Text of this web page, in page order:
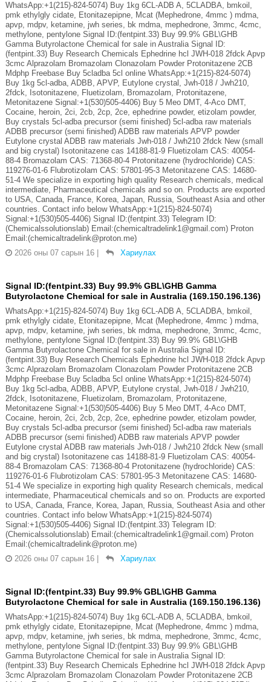
WhatsApp:+1(215)-824-5074) Buy 1kg 6CL-ADB A, 5CLADBA, bmkoil,
pmk ethylgly cidate, Etonitazepipne, Mcat (Mephedrone, 4mmc ) mdma,
apvp, mdpv, ketamine, jwh series, bk mdma, mephedrone, 3mmc, 4cmc,
methylone, pentylone Signal ID:(fentpint.33) Buy 99.9% GBL\GHB
Gamma Butyrolactone Chemical for sale in Australia Signal ID:
(fentpint.33) Buy Research Chemicals Ephedrine hcl JWH-018 2fdck Apvp
3cmc Alprazolam Bromazolam Clonazolam Powder Protonitazene 2CB
Mdphp Freebase Buy 5cladba 5cl online WhatsApp:+1(215)-824-5074)
Buy 1kg 5cl-adba, ADBB, APVP, Eutylone crystal, Jwh-018 / Jwh210,
2fdck, Isotonitazene, Fluetizolam, Bromazolam, Protonitazene,
Metonitazene Signal:+1(530)505-4406) Buy 5 Meo DMT, 4-Aco DMT,
Cocaine, heroin, 2ci, 2cb, 2cp, 2ce, ephedrine powder, etizolam powder,
Buy crystals 5cl-adba precursor (semi finished) 5cl-adba raw materials
ADBB precursor (semi finished) ADBB raw materials APVP powder
Eutylone crystal ADBB raw materials Jwh-018 / Jwh210 2fdck New (small
and big crystal) Isotonitazene cas 14188-81-9 Fluetizolam CAS: 40054-
88-4 Bromazolam CAS: 71368-80-4 Protonitazene (hydrochloride) CAS:
119276-01-6 Flubrotizolam CAS: 57801-95-3 Metonitazene CAS: 14680-
51-4 We specialize in exporting high quality Research chemicals, medical
intermediate, Pharmaceutical chemicals and so on. Products are exported
to USA, Canada, France, Korea, Japan, Russia, Southeast Asia and other
countries. Contact info below WhatsApp:+1(215)-824-5074)
Signal:+1(530)505-4406) Signal ID:(fentpint.33) Telegram ID:
(Chemicalssolutionslab) Email:(chemicaltradelink1@gmail.com) Proton
Email:(chemicaltradelink@proton.me)
2026 оны 07 сарын 16
Хариулах
Signal ID:(fentpint.33) Buy 99.9% GBL\GHB Gamma
Butyrolactone Chemical for sale in Australia (169.150.196.136)
WhatsApp:+1(215)-824-5074) Buy 1kg 6CL-ADB A, 5CLADBA, bmkoil,
pmk ethylgly cidate, Etonitazepipne, Mcat (Mephedrone, 4mmc ) mdma,
apvp, mdpv, ketamine, jwh series, bk mdma, mephedrone, 3mmc, 4cmc,
methylone, pentylone Signal ID:(fentpint.33) Buy 99.9% GBL\GHB
Gamma Butyrolactone Chemical for sale in Australia Signal ID:
(fentpint.33) Buy Research Chemicals Ephedrine hcl JWH-018 2fdck Apvp
3cmc Alprazolam Bromazolam Clonazolam Powder Protonitazene 2CB
Mdphp Freebase Buy 5cladba 5cl online WhatsApp:+1(215)-824-5074)
Buy 1kg 5cl-adba, ADBB, APVP, Eutylone crystal, Jwh-018 / Jwh210,
2fdck, Isotonitazene, Fluetizolam, Bromazolam, Protonitazene,
Metonitazene Signal:+1(530)505-4406) Buy 5 Meo DMT, 4-Aco DMT,
Cocaine, heroin, 2ci, 2cb, 2cp, 2ce, ephedrine powder, etizolam powder,
Buy crystals 5cl-adba precursor (semi finished) 5cl-adba raw materials
ADBB precursor (semi finished) ADBB raw materials APVP powder
Eutylone crystal ADBB raw materials Jwh-018 / Jwh210 2fdck New (small
and big crystal) Isotonitazene cas 14188-81-9 Fluetizolam CAS: 40054-
88-4 Bromazolam CAS: 71368-80-4 Protonitazene (hydrochloride) CAS:
119276-01-6 Flubrotizolam CAS: 57801-95-3 Metonitazene CAS: 14680-
51-4 We specialize in exporting high quality Research chemicals, medical
intermediate, Pharmaceutical chemicals and so on. Products are exported
to USA, Canada, France, Korea, Japan, Russia, Southeast Asia and other
countries. Contact info below WhatsApp:+1(215)-824-5074)
Signal:+1(530)505-4406) Signal ID:(fentpint.33) Telegram ID:
(Chemicalssolutionslab) Email:(chemicaltradelink1@gmail.com) Proton
Email:(chemicaltradelink@proton.me)
2026 оны 07 сарын 16
Хариулах
Signal ID:(fentpint.33) Buy 99.9% GBL\GHB Gamma
Butyrolactone Chemical for sale in Australia (169.150.196.136)
WhatsApp:+1(215)-824-5074) Buy 1kg 6CL-ADB A, 5CLADBA, bmkoil,
pmk ethylgly cidate, Etonitazepipne, Mcat (Mephedrone, 4mmc ) mdma,
apvp, mdpv, ketamine, jwh series, bk mdma, mephedrone, 3mmc, 4cmc,
methylone, pentylone Signal ID:(fentpint.33) Buy 99.9% GBL\GHB
Gamma Butyrolactone Chemical for sale in Australia Signal ID:
(fentpint.33) Buy Research Chemicals Ephedrine hcl JWH-018 2fdck Apvp
3cmc Alprazolam Bromazolam Clonazolam Powder Protonitazene 2CB